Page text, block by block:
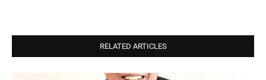
RELATED ARTICLES